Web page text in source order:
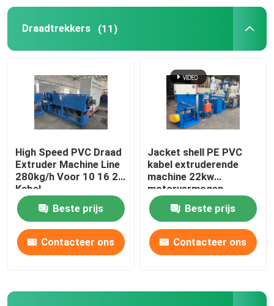
Kabelbollen
Kabelkop
Koperdraadtekening
Draadtrekkers (11)
High Speed PVC Draad
Extruder Machine Line
280kg/h Voor 10 16 25
Kabel
Beste prijs
Contacteer ons
Jacket shell PE PVC
kabel extruderende
machine 22kw
motorvermogen
Beste prijs
Contacteer ons